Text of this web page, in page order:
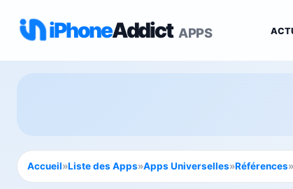
iPhoneAddict APPS
Accueil»Liste des Apps»Apps Universelles»Références»